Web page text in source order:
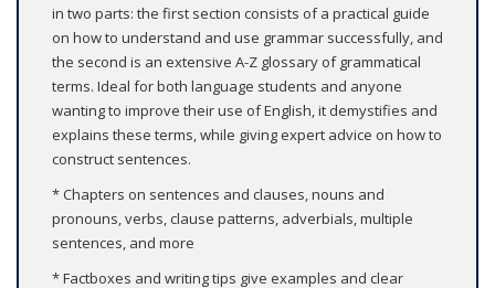
in two parts: the first section consists of a practical guide
on how to understand and use grammar successfully, and
the second is an extensive A-Z glossary of grammatical
terms. Ideal for both language students and anyone
wanting to improve their use of English, it demystifies and
explains these terms, while giving expert advice on how to
construct sentences.
* Chapters on sentences and clauses, nouns and
pronouns, verbs, clause patterns, adverbials, multiple
sentences, and more
* Factboxes and writing tips give examples and clear